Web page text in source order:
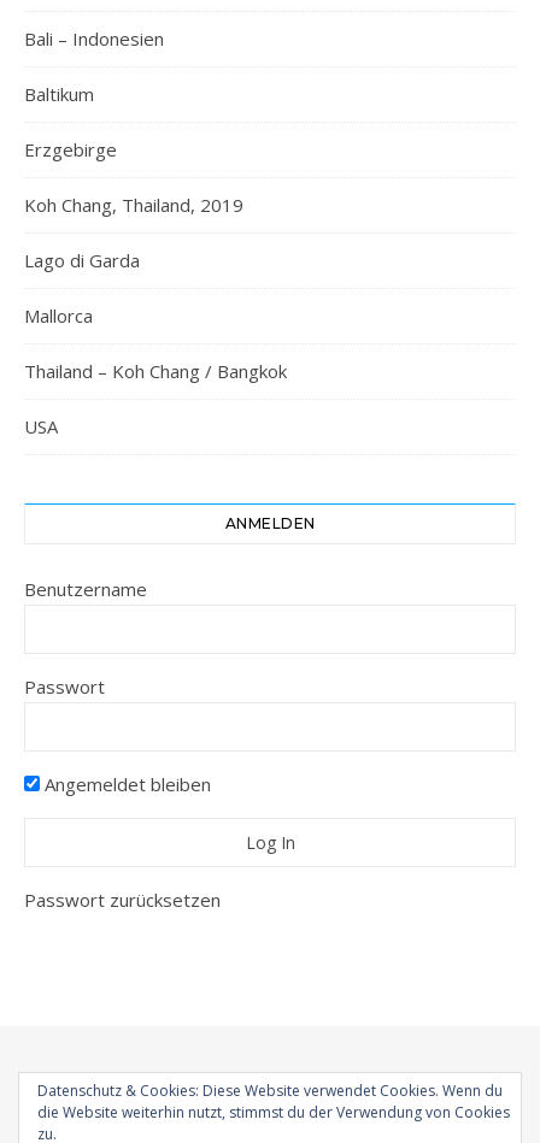
Bali – Indonesien
Baltikum
Erzgebirge
Koh Chang, Thailand, 2019
Lago di Garda
Mallorca
Thailand – Koh Chang / Bangkok
USA
ANMELDEN
Benutzername
Passwort
Angemeldet bleiben
Passwort zurücksetzen
Bard Theme vonWP Royal. Startseite Impressum Datenschutz
Datenschutz & Cookies: Diese Website verwendet Cookies. Wenn du
die Website weiterhin nutzt, stimmst du der Verwendung von Cookies
zu.